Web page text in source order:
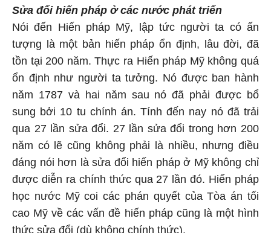
Sửa đổi hiến pháp ở các nước phát triển
Nói đến Hiến pháp Mỹ, lập tức người ta có ấn
tượng là một bản hiến pháp ổn định, lâu đời, đã
tồn tại 200 năm. Thực ra Hiến pháp Mỹ không quá
ổn định như người ta tưởng. Nó được ban hành
năm 1787 và hai năm sau nó đã phải được bổ
sung bởi 10 tu chính án. Tính đến nay nó đã trải
qua 27 lần sửa đổi. 27 lần sửa đổi trong hơn 200
năm có lẽ cũng không phải là nhiều, nhưng điều
đáng nói hơn là sửa đổi hiến pháp ở Mỹ không chỉ
được diễn ra chính thức qua 27 lần đó. Hiến pháp
học nước Mỹ coi các phán quyết của Tòa án tối
cao Mỹ về các vấn đề hiến pháp cũng là một hình
thức sửa đổi (dù không chính thức).